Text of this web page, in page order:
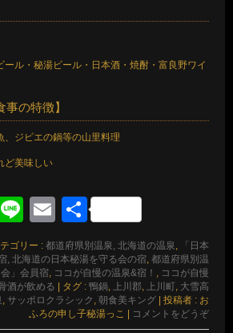
ール・秘湯ビール・日本酒・焼酎・富良野ワイ
事の特徴】
ジビエの鍋等の山里料理
ど美味しい
Hatena
LineEmail
共
有
ゴリー : 都道府県別温泉, 北海道の温泉,
「日本
, 北海道の日本秘湯を守る会の宿, 都道府県別温
会」会員宿, ココが自慢の温泉&宿！ , ココが自慢
酒が飲める
タグ : 鴨鍋, 上川郡, 上川町, 大雪高
, サッポロクラシック , 朝食美キング
投稿者 : お
ふろの申し子秘湯っこ
コメントをどうぞ